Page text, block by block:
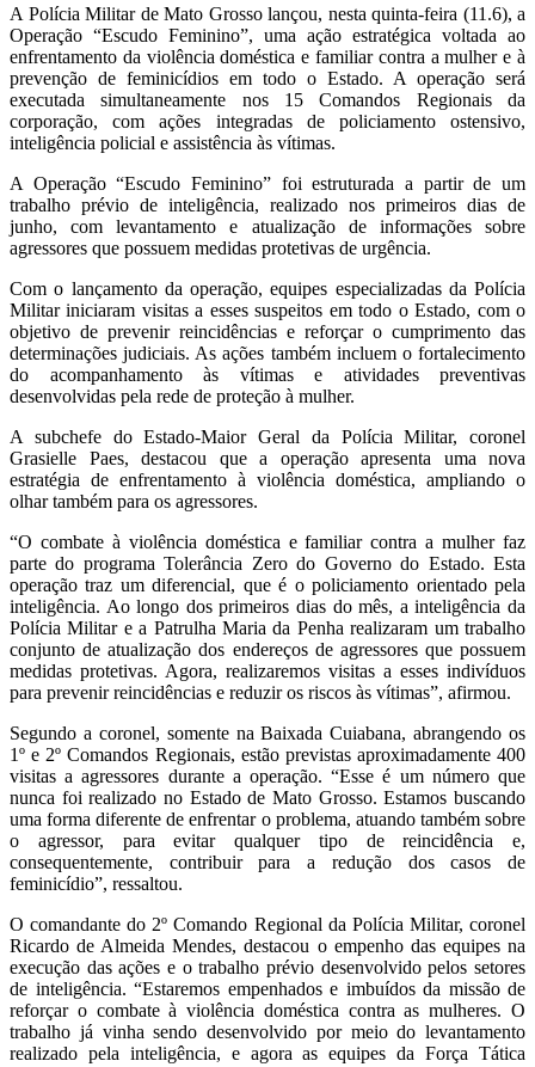
A Polícia Militar de Mato Grosso lançou, nesta quinta-feira (11.6), a
Operação “Escudo Feminino”, uma ação estratégica voltada ao
enfrentamento da violência doméstica e familiar contra a mulher e à
prevenção de feminicídios em todo o Estado. A operação será
executada simultaneamente nos 15 Comandos Regionais da
corporação, com ações integradas de policiamento ostensivo,
inteligência policial e assistência às vítimas.
A Operação “Escudo Feminino” foi estruturada a partir de um
trabalho prévio de inteligência, realizado nos primeiros dias de
junho, com levantamento e atualização de informações sobre
agressores que possuem medidas protetivas de urgência.
Com o lançamento da operação, equipes especializadas da Polícia
Militar iniciaram visitas a esses suspeitos em todo o Estado, com o
objetivo de prevenir reincidências e reforçar o cumprimento das
determinações judiciais. As ações também incluem o fortalecimento
do acompanhamento às vítimas e atividades preventivas
desenvolvidas pela rede de proteção à mulher.
A subchefe do Estado-Maior Geral da Polícia Militar, coronel
Grasielle Paes, destacou que a operação apresenta uma nova
estratégia de enfrentamento à violência doméstica, ampliando o
olhar também para os agressores.
“O combate à violência doméstica e familiar contra a mulher faz
parte do programa Tolerância Zero do Governo do Estado. Esta
operação traz um diferencial, que é o policiamento orientado pela
inteligência. Ao longo dos primeiros dias do mês, a inteligência da
Polícia Militar e a Patrulha Maria da Penha realizaram um trabalho
conjunto de atualização dos endereços de agressores que possuem
medidas protetivas. Agora, realizaremos visitas a esses indivíduos
para prevenir reincidências e reduzir os riscos às vítimas”, afirmou.
Segundo a coronel, somente na Baixada Cuiabana, abrangendo os
1º e 2º Comandos Regionais, estão previstas aproximadamente 400
visitas a agressores durante a operação. “Esse é um número que
nunca foi realizado no Estado de Mato Grosso. Estamos buscando
uma forma diferente de enfrentar o problema, atuando também sobre
o agressor, para evitar qualquer tipo de reincidência e,
consequentemente, contribuir para a redução dos casos de
feminicídio”, ressaltou.
O comandante do 2º Comando Regional da Polícia Militar, coronel
Ricardo de Almeida Mendes, destacou o empenho das equipes na
execução das ações e o trabalho prévio desenvolvido pelos setores
de inteligência. “Estaremos empenhados e imbuídos da missão de
reforçar o combate à violência doméstica contra as mulheres. O
trabalho já vinha sendo desenvolvido por meio do levantamento
realizado pela inteligência, e agora as equipes da Força Tática